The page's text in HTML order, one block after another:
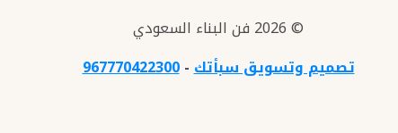
© 2026 فن البناء السعودي
تصميم وتسويق سبأتك-
967770422300